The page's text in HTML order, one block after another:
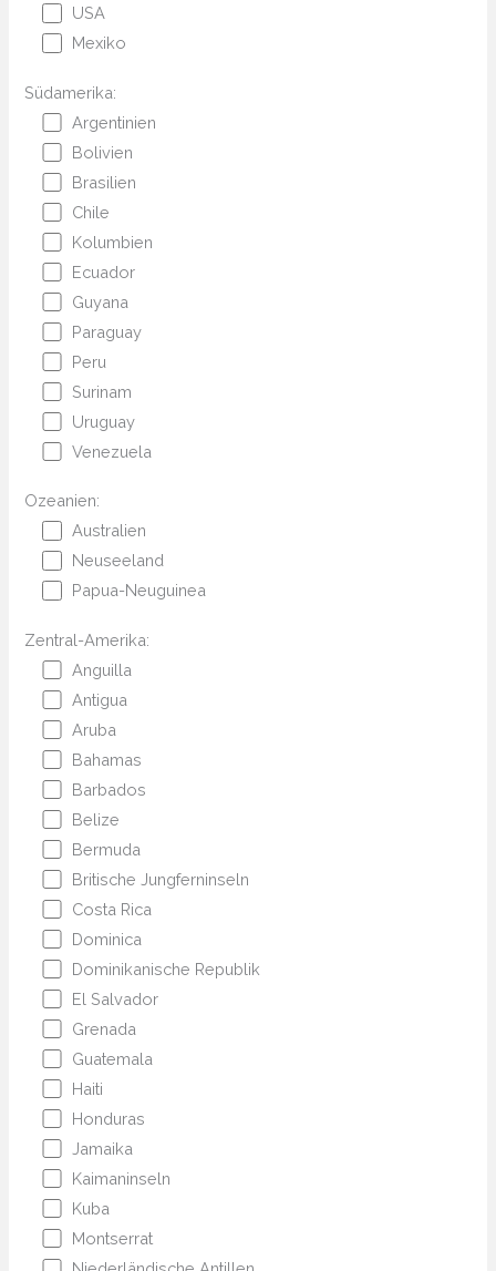
USA
Mexiko
Südamerika:
Argentinien
Bolivien
Brasilien
Chile
Kolumbien
Ecuador
Guyana
Paraguay
Peru
Surinam
Uruguay
Venezuela
Ozeanien:
Australien
Neuseeland
Papua-Neuguinea
Zentral-Amerika:
Anguilla
Antigua
Aruba
Bahamas
Barbados
Belize
Bermuda
Britische Jungferninseln
Costa Rica
Dominica
Dominikanische Republik
El Salvador
Grenada
Guatemala
Haiti
Honduras
Jamaika
Kaimaninseln
Kuba
Montserrat